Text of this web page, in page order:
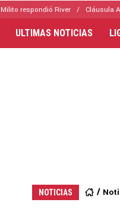
Milito respondió River Cláusula
ULTIMAS NOTICIAS
NOTICIAS